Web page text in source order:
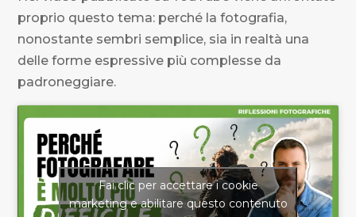
proprio questo tema: perché la fotografia,
nonostante sembri semplice, sia in realtà una
delle forme espressive più complesse da
padroneggiare.
Fai clic per accettare i cookie
marketing e abilitare questo contenuto